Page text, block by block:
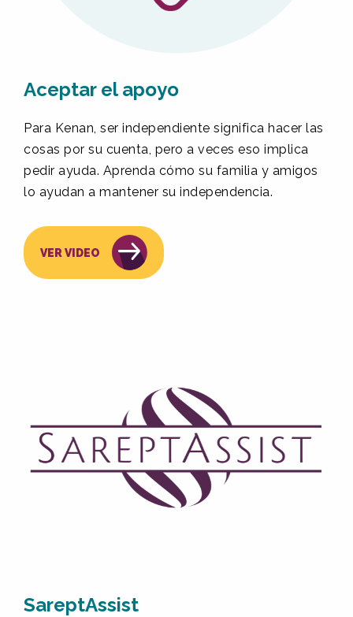
Aceptar el apoyo
Para Kenan, ser independiente significa hacer las
cosas por su cuenta, pero a veces eso implica
pedir ayuda. Aprenda cómo su familia y amigos
lo ayudan a mantener su independencia.
VER VIDEO
SareptAssist